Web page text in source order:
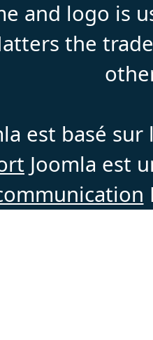
and logo is
the
est basé
Joomla est